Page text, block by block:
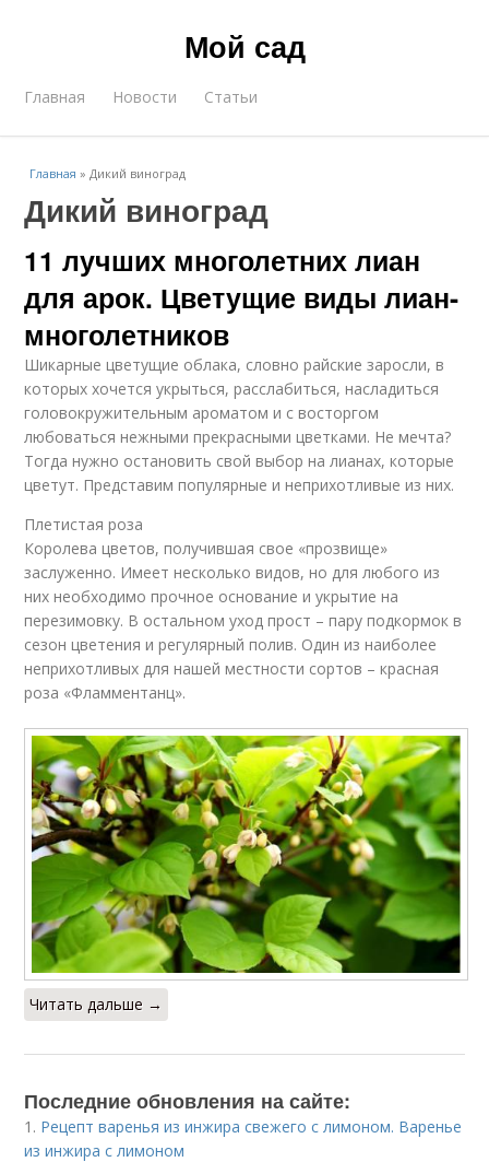
Мой сад
Главная Новости Статьи
Главная »Дикий виноград
Дикий виноград
11 лучших многолетних лиан
для арок. Цветущие виды лиан-
многолетников
Шикарные цветущие облака, словно райские заросли, в
которых хочется укрыться, расслабиться, насладиться
головокружительным ароматом и с восторгом
любоваться нежными прекрасными цветками. Не мечта?
Тогда нужно остановить свой выбор на лианах, которые
цветут. Представим популярные и неприхотливые из них.
Плетистая роза
Королева цветов, получившая свое «прозвище»
заслуженно. Имеет несколько видов, но для любого из
них необходимо прочное основание и укрытие на
перезимовку. В остальном уход прост – пару подкормок в
сезон цветения и регулярный полив. Один из наиболее
неприхотливых для нашей местности сортов – красная
роза «Фламментанц».
Читать дальше →
Последние обновления на сайте:
1. Рецепт варенья из инжира свежего с лимоном. Варенье
из инжира с лимоном